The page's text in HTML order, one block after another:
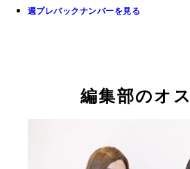
週プレバックナンバーを見る
編集部のオ